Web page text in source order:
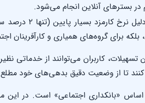
بسترهای آنلاین انجام می‌شود.
وام بانک
برای گروه‌های همیاری و کارآفرینان
تسهیلات، کاربران می‌توانند از خدماتی
کنند تا از وضعیت دقیق بدهی‌های خود
اساس «بانکداری اجتماعی» است. در این